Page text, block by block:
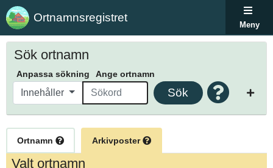
Ortnamnsregistret
Meny
Sök ortnamn
Anpassa sökning Ange ortnamn
Innehåller Sök
Ortnamn Arkivposter
Valt ortnamn